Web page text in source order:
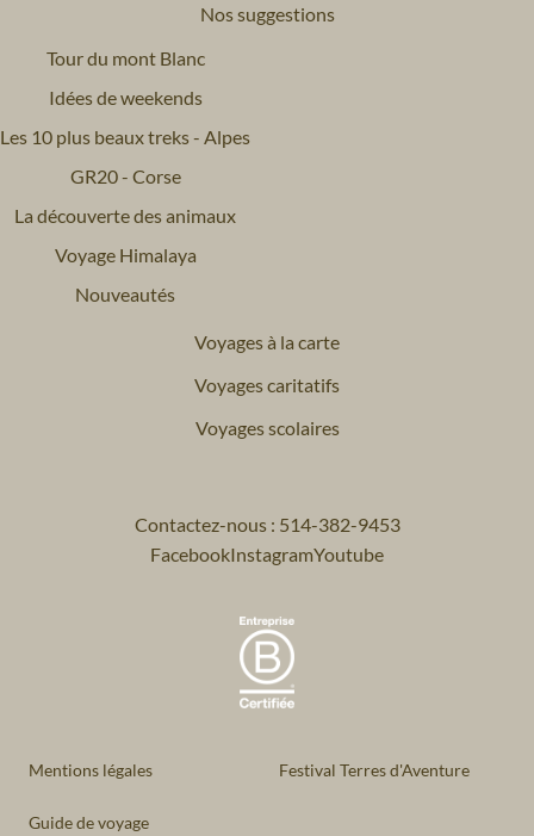
Nos suggestions
Tour du mont Blanc
Idées de weekends
Les 10 plus beaux treks - Alpes
GR20 - Corse
La découverte des animaux
Voyage Himalaya
Nouveautés
Voyages à la carte
Voyages caritatifs
Voyages scolaires
Contactez-nous : 514-382-9453
FacebookInstagramYoutube
Mentions légales Festival Terres d'Aventure
Guide de voyage